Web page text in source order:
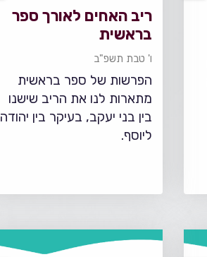
ריב האחים לאורך ספר
בראשית
ו' טבת תשפ"ב
הפרשות של ספר בראשית
מתארות לנו את הריב שישנו
בין בני יעקב, בעיקר בין יהודה
ליוסף.